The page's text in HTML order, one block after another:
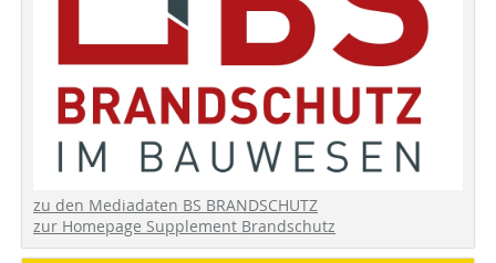
zu den Mediadaten BS BRANDSCHUTZ
zur Homepage Supplement Brandschutz